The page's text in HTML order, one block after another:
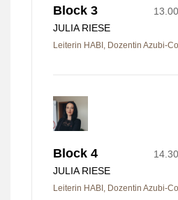
Block 3
JULIA RIESE
Leiterin HABI, Dozentin Azubi-
Block 4
JULIA RIESE
Leiterin HABI, Dozentin Azubi-